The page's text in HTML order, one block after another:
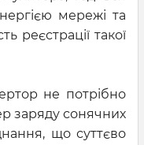
мережі та
реєстрації такої
не потрібно
заряду сонячних
що суттєво